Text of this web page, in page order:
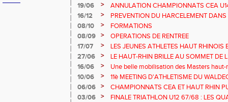
19/06
>
ANNULATION CHAMPIONNATS CEA
16/12
>
PREVENTION DU HARCELEMENT
08/10
>
FORMATIONS
08/09
>
OPERATIONS DE RENTREE
17/07
>
LES JEUNES ATHLETES HAUT RHINOIS
CHAMPIONNATS DE FRANCE AVENIR
27/06 >
LE HAUT-RHIN BRILLE AU SOMMET DE
!
16/06 >
Une belle mobilisation des Masters haut-
Championnats Grand Est 2025
10/06 >
11è MEETING D'ATHLETISME DU
06/06
>
CHAMPIONNATS CEA ET HAUT RHIN
03/06
>
FINALE TRIATHLON U12 67/68 : LES